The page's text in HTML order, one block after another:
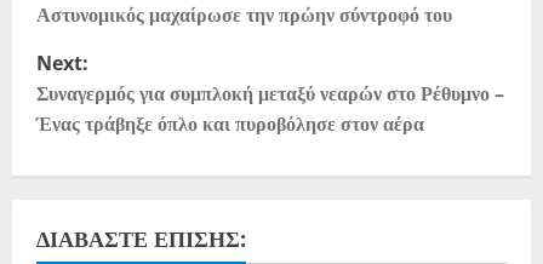
Αστυνομικός μαχαίρωσε την πρώην σύντροφό του
Next:
Συναγερμός για συμπλοκή μεταξύ νεαρών στο Ρέθυμνο –
Ένας τράβηξε όπλο και πυροβόλησε στον αέρα
ΔΙΑΒΆΣΤΕ ΕΠΊΣΗΣ: